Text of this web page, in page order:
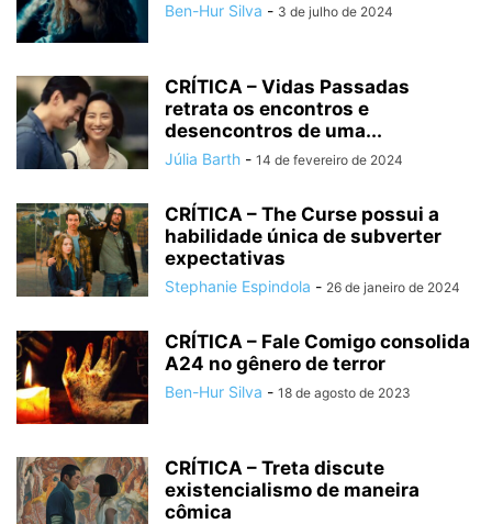
Ben-Hur Silva - 3 de julho de 2024
CRÍTICA – Vidas Passadas
retrata os encontros e
desencontros de uma...
Júlia Barth - 14 de fevereiro de 2024
CRÍTICA – The Curse possui a
habilidade única de subverter
expectativas
Stephanie Espindola - 26 de janeiro de 2024
CRÍTICA – Fale Comigo consolida
A24 no gênero de terror
Ben-Hur Silva - 18 de agosto de 2023
CRÍTICA – Treta discute
existencialismo de maneira
cômica